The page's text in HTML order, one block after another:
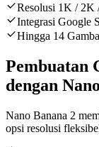
Resolusi 1K / 2K
Integrasi Google
Hingga 14
Pembuatan
dengan
Nano Banana 2
opsi resolusi